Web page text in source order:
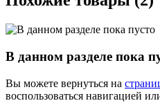
В данном разделе пока
Вы можете вернуться на
воспользоваться навигацией